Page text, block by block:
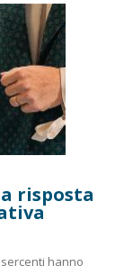
risposta
hanno